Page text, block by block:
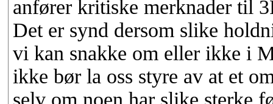
anfører kritiske merknader til
Det er synd dersom slike
vi kan snakke om eller ikke i
ikke bør la oss styre av at et